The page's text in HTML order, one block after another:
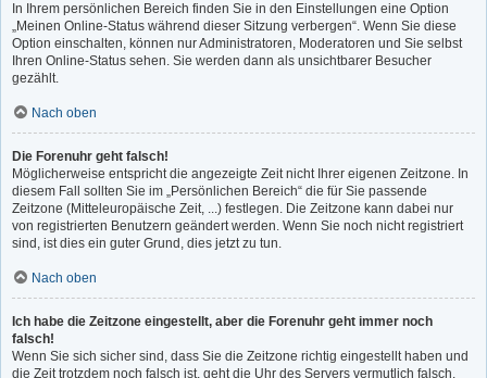
In Ihrem persönlichen Bereich finden Sie in den Einstellungen eine Option
„Meinen Online-Status während dieser Sitzung verbergen“. Wenn Sie diese
Option einschalten, können nur Administratoren, Moderatoren und Sie selbst
Ihren Online-Status sehen. Sie werden dann als unsichtbarer Besucher
gezählt.
Nach oben
Die Forenuhr geht falsch!
Möglicherweise entspricht die angezeigte Zeit nicht Ihrer eigenen Zeitzone. In
diesem Fall sollten Sie im „Persönlichen Bereich“ die für Sie passende
Zeitzone (Mitteleuropäische Zeit, ...) festlegen. Die Zeitzone kann dabei nur
von registrierten Benutzern geändert werden. Wenn Sie noch nicht registriert
sind, ist dies ein guter Grund, dies jetzt zu tun.
Nach oben
Ich habe die Zeitzone eingestellt, aber die Forenuhr geht immer noch
falsch!
Wenn Sie sich sicher sind, dass Sie die Zeitzone richtig eingestellt haben und
die Zeit trotzdem noch falsch ist, geht die Uhr des Servers vermutlich falsch.